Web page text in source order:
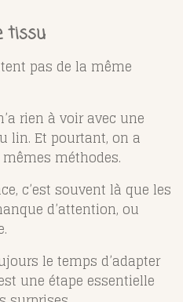
tissu
pas de la même
rien à voir avec une
lin. Et pourtant, on a
méthodes.
c’est souvent là que les
d’attention, ou
le temps d’adapter
une étape essentielle